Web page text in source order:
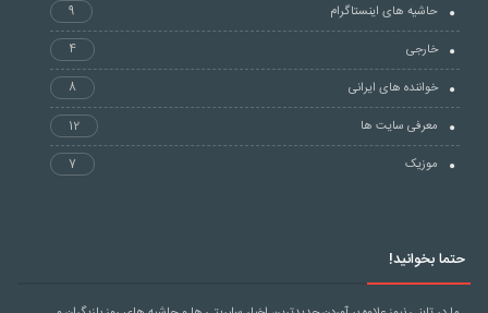
حاشیه های اینستاگرام
9
خارجی
4
خواننده های ایرانی
8
معرفی سایت ها
12
موزیک
7
حتما بخوانید!